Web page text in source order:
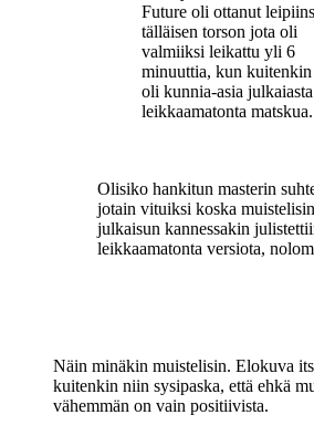
Future oli ottanut
tälläisen torson jota oli
valmiiksi leikattu yli 6
minuuttia, kun
oli kunnia-asia julkaiasta
leikkaamatonta matskua.
Olisiko hankitun masterin
jotain vituiksi koska
julkaisun kannessakin
leikkaamatonta versiota,
Näin minäkin muistelisin. Elokuva
kuitenkin niin sysipaska, että ehkä
vähemmän on vain positiivista.